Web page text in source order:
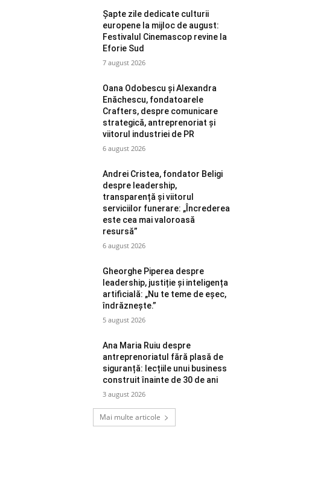
Șapte zile dedicate culturii
europene la mijloc de august:
Festivalul Cinemascop revine la
Eforie Sud
7 august 2026
Oana Odobescu și Alexandra
Enăchescu, fondatoarele
Crafters, despre comunicare
strategică, antreprenoriat și
viitorul industriei de PR
6 august 2026
Andrei Cristea, fondator Beligi
despre leadership,
transparență și viitorul
serviciilor funerare: „Încrederea
este cea mai valoroasă
resursă”
6 august 2026
Gheorghe Piperea despre
leadership, justiție și inteligența
artificială: „Nu te teme de eșec,
îndrăznește.”
5 august 2026
Ana Maria Ruiu despre
antreprenoriatul fără plasă de
siguranță: lecțiile unui business
construit înainte de 30 de ani
3 august 2026
Mai multe articole